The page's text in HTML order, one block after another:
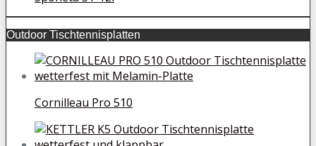
Outdoor Tischtennisplatten
Cornilleau Pro 510